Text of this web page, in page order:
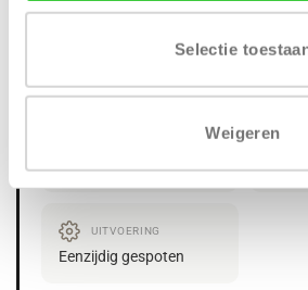
Selectie
Weigeren
VERKRIJGBARE DIKTE
UITVOERING
Eenzijdig gespoten